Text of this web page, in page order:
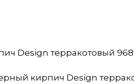
Design терракотовый
кирпич Design